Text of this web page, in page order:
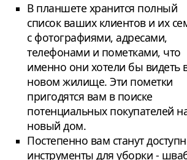
В планшете хранится полный
список ваших клиентов и их
с фотографиями, адресами,
телефонами и пометками, что
именно они хотели бы видеть
новом жилище. Эти пометки
пригодятся вам в поиске
потенциальных покупателей
новый дом.
Постепенно вам станут
инструменты для уборки -